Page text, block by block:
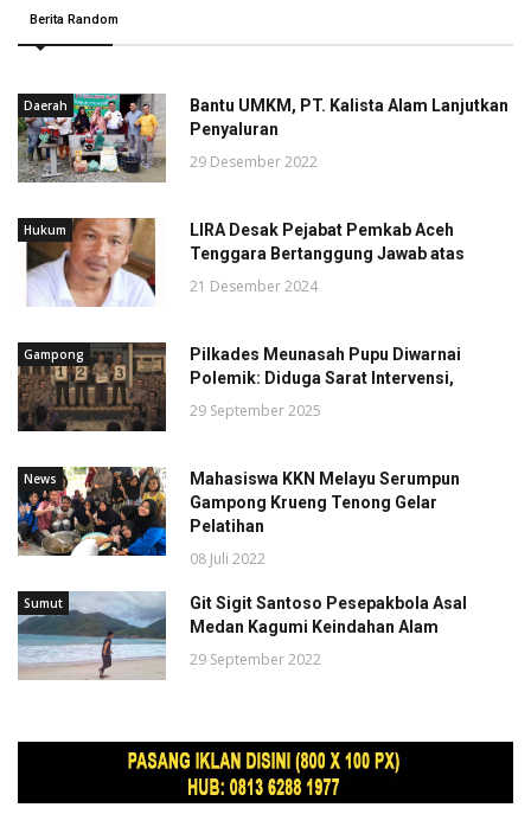
Berita Random
Daerah
Bantu UMKM, PT. Kalista Alam Lanjutkan
Penyaluran
29 Desember 2022
Hukum
LIRA Desak Pejabat Pemkab Aceh
Tenggara Bertanggung Jawab atas
21 Desember 2024
Gampong
Pilkades Meunasah Pupu Diwarnai
Polemik: Diduga Sarat Intervensi,
29 September 2025
News
Mahasiswa KKN Melayu Serumpun
Gampong Krueng Tenong Gelar
Pelatihan
08 Juli 2022
Sumut
Git Sigit Santoso Pesepakbola Asal
Medan Kagumi Keindahan Alam
29 September 2022